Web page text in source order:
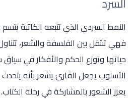
النمط السردي الذي تتبعه الكاتبة
فهي تنتقل بين الفلسفة والشعر،
حياتها وتوزع الحكم والأفكار في
الأسلوب يجعل القارئ يشعر بأنه
يعزز الشعور بالمشاركة في رحلة الكتاب.